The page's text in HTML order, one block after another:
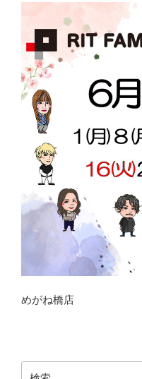
めがね橋店